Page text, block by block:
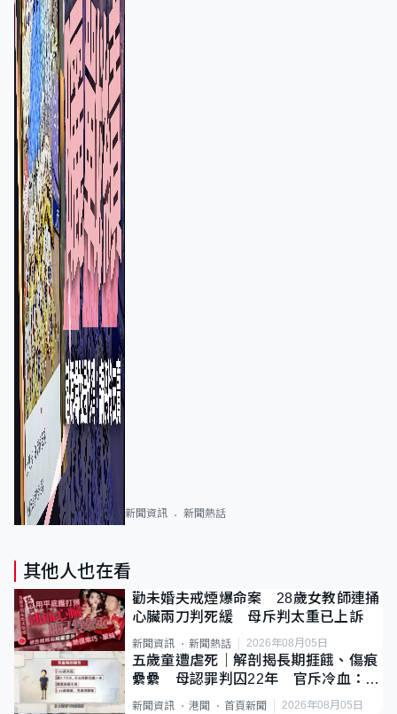
新聞資訊 新聞熱話
其他人也在看
勸未婚夫戒煙爆命案 28歲女教師連捅
心臟兩刀判死緩 母斥判太重已上訴
新聞資訊 新聞熱話 2026年08月05日
五歲童遭虐死｜解剖揭長期捱餓、傷痕
纍纍 母認罪判囚22年 官斥冷血：同
類案最惡劣
新聞資訊 港聞 首頁新聞 2026年08月05日